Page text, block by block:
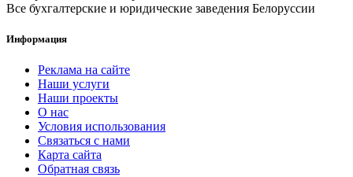
Все бухгалтерские и юридические заведения Белоруссии
Информация
Реклама на сайте
Наши услуги
Наши проекты
О нас
Условия использования
Связаться с нами
Карта сайта
Обратная связь